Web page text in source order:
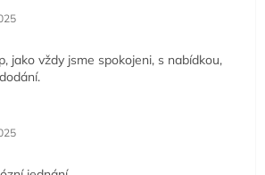
obchodu je 5 z 5 hvězdiček.
jako vždy jsme spokojeni, s nabídkou,
obchodu je 5 z 5 hvězdiček.